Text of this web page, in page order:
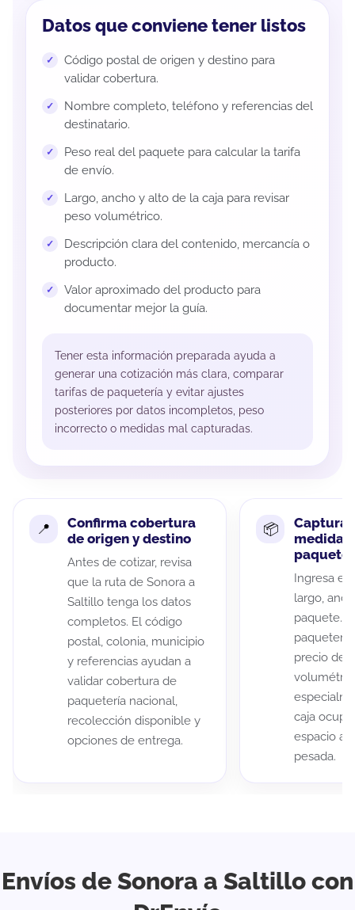
Datos que conviene tener listos
Código postal de origen y destino para
validar cobertura.
Nombre completo, teléfono y referencias del
destinatario.
Peso real del paquete para calcular la tarifa
de envío.
Largo, ancho y alto de la caja para revisar
peso volumétrico.
Descripción clara del contenido, mercancía o
producto.
Valor aproximado del producto para
documentar mejor la guía.
Tener esta información preparada ayuda a
generar una cotización más clara, comparar
tarifas de paquetería y evitar ajustes
posteriores por datos incompletos, peso
incorrecto o medidas mal capturadas.
Confirma cobertura
de origen y destino
Antes de cotizar, revisa
que la ruta de Sonora a
Saltillo tenga los datos
completos. El código
postal, colonia, municipio
y referencias ayudan a
validar cobertura de
paquetería nacional,
recolección disponible y
opciones de entrega.
Captura
medidas
paquete
Ingresa el
largo,
paquete.
precio de
caja
espacio
pesada.
Envíos de Sonora a Saltillo con